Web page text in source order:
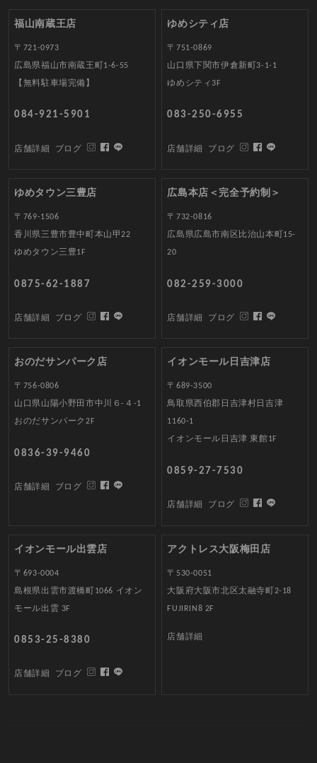
福山南蔵王店
〒721-0973
広島県福山市南蔵王町1-6-55
【無料駐車場完備】
084-921-5901
店舗詳細 ブログ
ゆめシティ店
〒751-0869
山口県下関市伊倉新町3-1-1
ゆめシティ3F
083-250-6955
店舗詳細 ブログ
ゆめタウン三豊店
〒769-1506
香川県三豊市豊中町本山甲22
ゆめタウン三豊1F
0875-62-1887
店舗詳細 ブログ
広島本店＜完全予約制＞
〒732-0816
広島県広島市南区比治山本町15-
20
082-259-3000
店舗詳細 ブログ
おのだサンパーク店
〒756-0806
山口県山陽小野田市中川６-４-1
おのだサンパーク2F
0836-39-9460
店舗詳細 ブログ
イオンモール日吉津店
〒689-3500
鳥取県西伯郡日吉津村日吉津
1160-1
イオンモール日吉津 東館1F
0859-27-7530
店舗詳細 ブログ
イオンモール出雲店
〒693-0004
島根県出雲市渡橋町1066 イオン
モール出雲 3F
0853-25-8380
店舗詳細 ブログ
アクトレス大阪梅田店
〒530-0051
大阪府大阪市北区太融寺町2-18
FUJIRIN8 2F
店舗詳細